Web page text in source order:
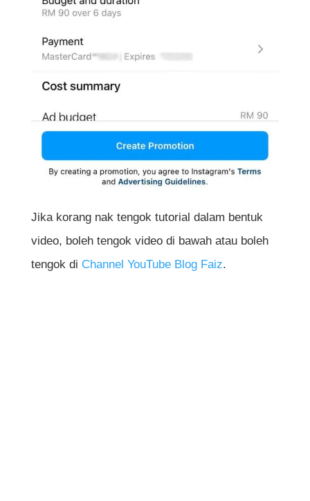
Jika korang nak tengok tutorial dalam bentuk
video, boleh tengok video di bawah atau boleh
tengok di Channel YouTube Blog Faiz.